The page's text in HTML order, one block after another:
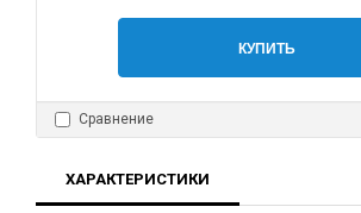
КУПИТЬ
Сравнение
ХАРАКТЕРИСТИКИ